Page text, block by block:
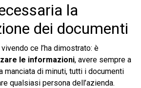
la
dei documenti
ce l’ha dimostrato: è
le informazioni, avere sempre a
manciata di minuti, tutti i documenti
qualsiasi persona dell’azienda.